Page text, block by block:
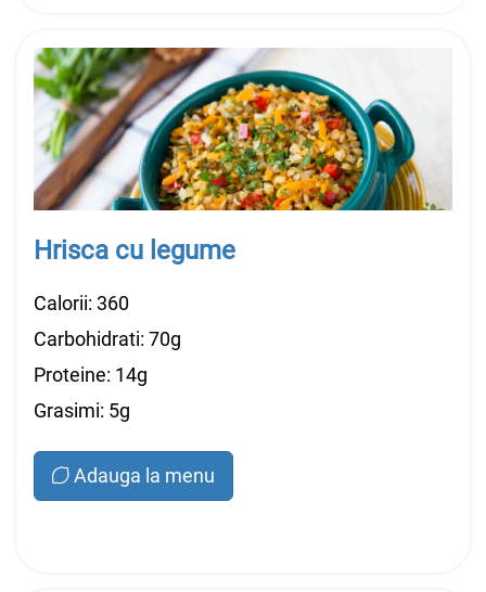
Hrisca cu legume
Calorii: 360
Carbohidrati: 70g
Proteine: 14g
Grasimi: 5g
Adauga la menu